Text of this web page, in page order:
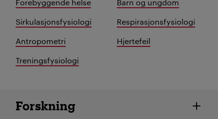
Forebyggende helse
Barn og ungdom
Sirkulasjonsfysiologi
Respirasjonsfysiologi
Antropometri
Hjertefeil
Treningsfysiologi
Ansatte detaljer
Forskning